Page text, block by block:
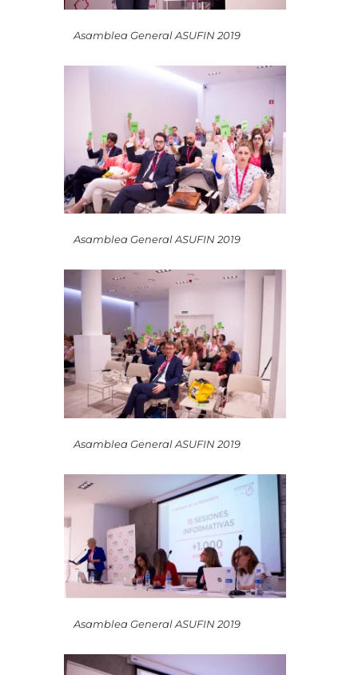
Asamblea General ASUFIN 2019
Asamblea General ASUFIN 2019
Asamblea General ASUFIN 2019
Asamblea General ASUFIN 2019